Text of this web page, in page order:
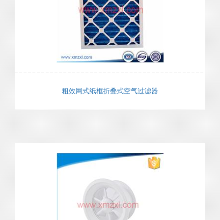
粗效网式纸框折叠式空气过滤器